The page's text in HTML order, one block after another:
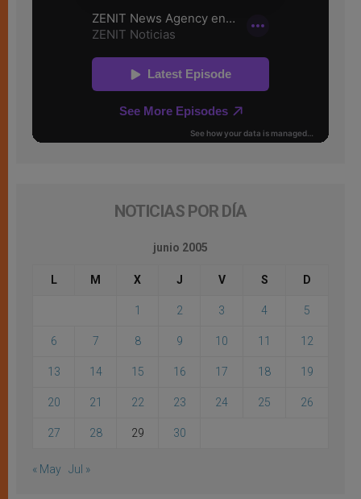
NOTICIAS POR DÍA
junio 2005
L M X J V S D
1 2 3 4 5
6 7 8 9 10 11 12
13 14 15 16 17 18 19
20 21 22 23 24 25 26
27 28 29 30
« May Jul »